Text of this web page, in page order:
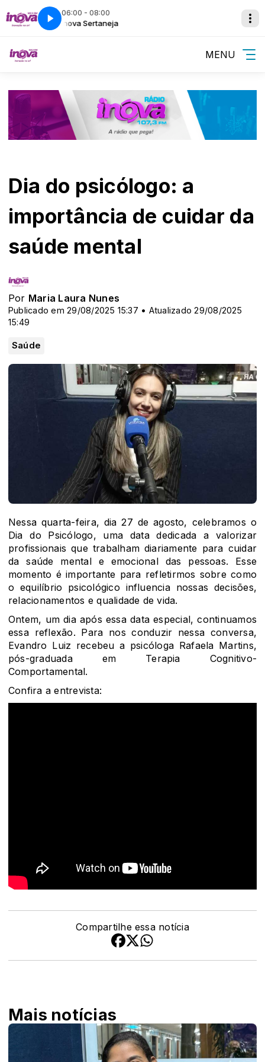
06:00 - 08:00
Inova Sertaneja
Programação Inova
MENU
Dia do psicólogo: a
importância de cuidar da
saúde mental
Por Maria Laura Nunes
Publicado em 29/08/2025 15:37 • Atualizado 29/08/2025
15:49
Saúde
Nessa quarta-feira, dia 27 de agosto, celebramos o
Dia do Psicólogo, uma data dedicada a valorizar
profissionais que trabalham diariamente para cuidar
da saúde mental e emocional das pessoas. Esse
momento é importante para refletirmos sobre como
o equilíbrio psicológico influencia nossas decisões,
relacionamentos e qualidade de vida.
Ontem, um dia após essa data especial, continuamos
essa reflexão. Para nos conduzir nessa conversa,
Evandro Luiz recebeu a psicóloga Rafaela Martins,
pós-graduada em Terapia Cognitivo-
Comportamental.
Confira a entrevista:
Compartilhe essa notícia
Mais notícias